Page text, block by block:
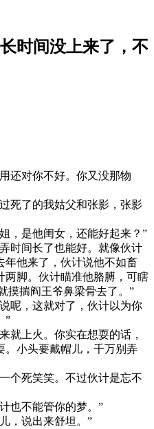
时间没上来了，不
还对你不好。你又没那物
死了的我姑父和张影，张影
，是他闺女，还能好起来？”
时间长了也能好。就像伙计
年他来了，伙计说他不如畜
两脚。伙计瞄准他胳膊，可瞎
摸揣阎王爷鼻梁骨去了。”
呢，这就对了，伙计以为你
”
就上火。你实在想耍的话，
。小头要戴帽儿，千万别弄
个死笑笑。不过伙计是忘不
也不能管你的梦。”
，说出来舒坦。”